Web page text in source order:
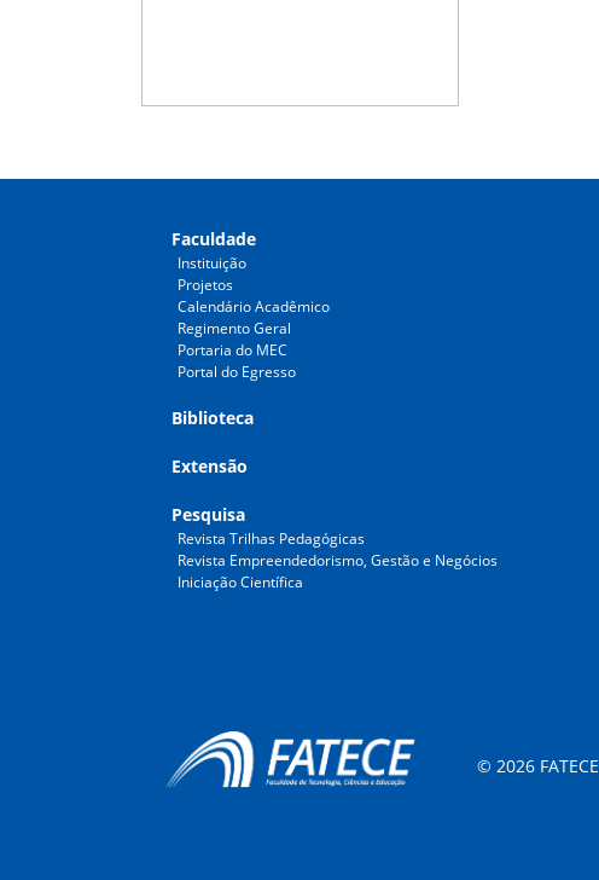
Faculdade
Instituição
Projetos
Calendário Acadêmico
Regimento Geral
Portaria do MEC
Portal do Egresso
Biblioteca
Extensão
Pesquisa
Revista Trilhas Pedagógicas
Revista Empreendedorismo, Gestão e Negócios
Iniciação Científica
© 2026 FATECE